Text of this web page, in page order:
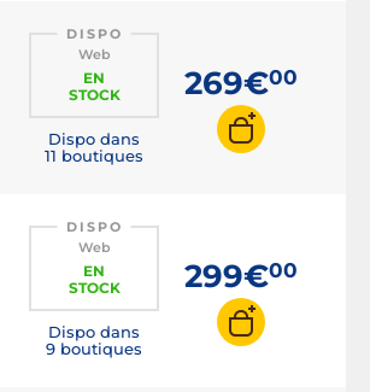
DISPO
Web
EN
STOCK
Dispo dans
11 boutiques
269€00
DISPO
Web
EN
STOCK
Dispo dans
9 boutiques
299€00